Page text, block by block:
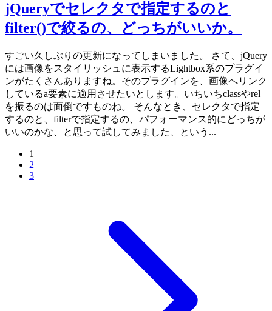
jQueryでセレクタで指定するのと
filter()で絞るの、どっちがいいか。
すごい久しぶりの更新になってしまいました。 さて、jQuery
には画像をスタイリッシュに表示するLightbox系のプラグイ
ンがたくさんありますね。そのプラグインを、画像へリンク
しているa要素に適用させたいとします。いちいちclassやrel
を振るのは面倒ですものね。 そんなとき、セレクタで指定
するのと、filterで指定するの、パフォーマンス的にどっちが
いいのかな、と思って試してみました、という...
1
2
3